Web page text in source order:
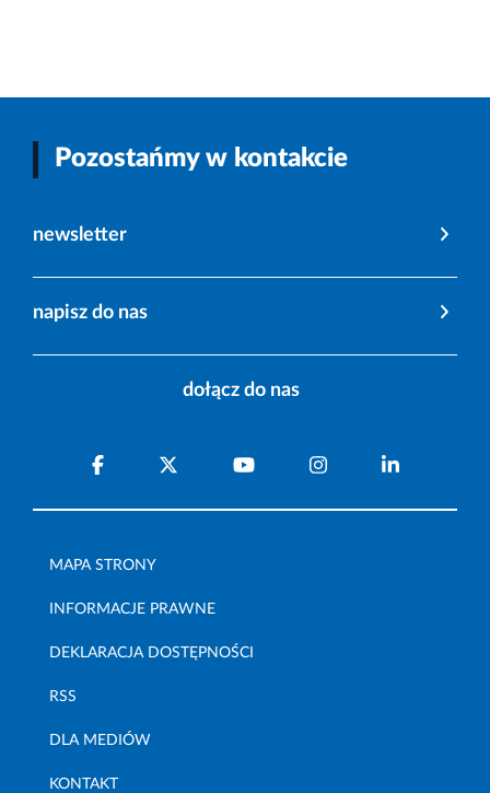
Pozostańmy w kontakcie
newsletter
napisz do nas
dołącz do nas
MAPA STRONY
INFORMACJE PRAWNE
DEKLARACJA DOSTĘPNOŚCI
RSS
DLA MEDIÓW
KONTAKT